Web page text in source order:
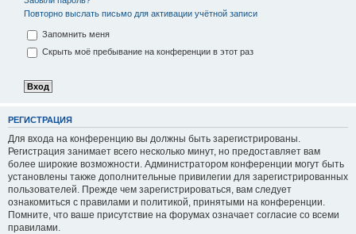
Повторно выслать письмо для активации учётной записи
Запомнить меня
Скрыть моё пребывание на конференции в этот раз
РЕГИСТРАЦИЯ
Для входа на конференцию вы должны быть зарегистрированы.
Регистрация занимает всего несколько минут, но предоставляет вам
более широкие возможности. Администратором конференции могут быть
установлены также дополнительные привилегии для зарегистрированных
пользователей. Прежде чем зарегистрироваться, вам следует
ознакомиться с правилами и политикой, принятыми на конференции.
Помните, что ваше присутствие на форумах означает согласие со всеми
правилами.